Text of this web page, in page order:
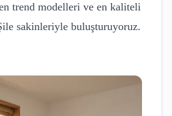
trend modelleri ve en kaliteli
sakinleriyle buluşturuyoruz.